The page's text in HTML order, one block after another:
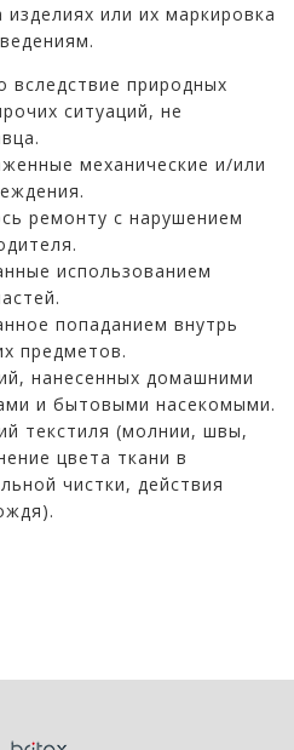
или их маркировка
вследствие природных
ситуаций, не
механические и/или
ремонту с нарушением
использованием
попаданием внутрь
предметов.
нанесенных домашними
и бытовыми насекомыми.
текстиля (молнии, швы,
цвета ткани в
чистки, действия